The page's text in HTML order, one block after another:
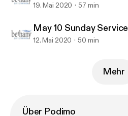
19. Mai 2020 57 min
May 10 Sunday Service
12. Mai 2020 50 min
Mehr
Über Podimo